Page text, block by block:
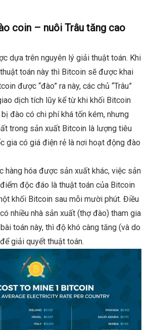
coin – nuôi Trâu tăng cao
dựa trên nguyên lý giải thuật toán. Khi
toán này thì Bitcoin sẽ được khai
được “đào” ra này, các chủ “Trâu”
dịch tích lũy kể từ khi khối Bitcoin
đào có chi phí khá tốn kém, nhưng
trong sản xuất Bitcoin là lượng tiêu
gia có giá điện rẻ là nơi hoạt động đào
hàng hóa được sản xuất khác, việc sản
độc đáo là thuật toán của Bitcoin
khối Bitcoin sau mỗi mười phút. Điều
nhiều nhà sản xuất (thợ đào) tham gia
toán này, thì độ khó càng tăng (và do
giải quyết thuật toán.